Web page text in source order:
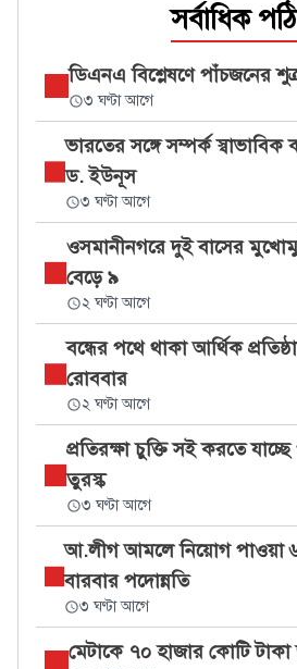
সর্বাধিক
ডিএনএ বিশ্লেষণে পাঁচজনের
৩ ঘণ্টা আগে
ভারতের সঙ্গে সম্পর্ক
ড. ইউনূস
৩ ঘণ্টা আগে
ওসমানীনগরে দুই বাসের
বেড়ে ৯
২ ঘণ্টা আগে
বন্ধের পথে থাকা আর্থিক
রোববার
২ ঘণ্টা আগে
প্রতিরক্ষা চুক্তি সই করতে
তুরস্ক
৩ ঘণ্টা আগে
আ.লীগ আমলে নিয়োগ পাওয়া ৬
বারবার পদোন্নতি
৩ ঘণ্টা আগে
মেটাকে ৭০ হাজার কোটি